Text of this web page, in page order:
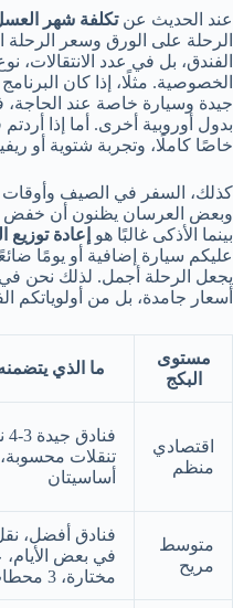
عند الحديث عنتكلفة شهر
الرحلة على الورق وسعر
الفندق، بل في عدد
الخصوصية. مثلًا، إذا كان
جيدة وسيارة خاصة عند الحاجة،
بدول أوروبية أخرى. أما إذا
خاصًا كاملًا، وتجربة شتوية أو
كذلك، السفر في الصيف وأوقات
وبعض العرسان يظنون أن خفض
بينما الأذكى غالبًا هو إعادة توزيع
عليكم سيارة إضافية أو يومًا
يجعل الرحلة أجمل. لذلك نحن في
أسعار جامدة، بل من أولوياتكم
مستوى
البكج
ما الذي
اقتصادي
منظم
تنقلات محسوبة،
أساسيتان
متوسط
مريح
فنادق أفضل،
في بعض
مختارة، 3 محطات